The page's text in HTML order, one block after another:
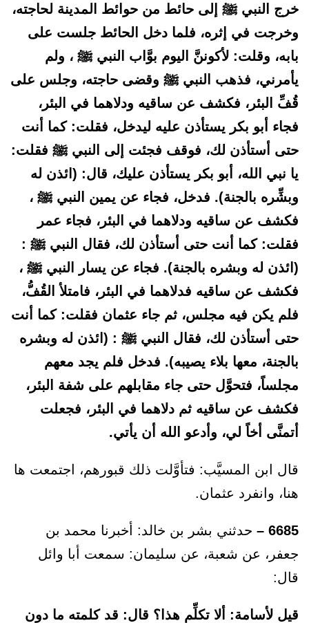
خرج النبي ﷺ إلى حائط من حوائط المدينة لحاجته،
وخرجت في إثره، فلما دخل الحائط جلست على
بابه، وقلت: لأكوننَّ اليوم بوَّاب النبي ﷺ ، ولم
يأمرني، فذهب النبي ﷺ وقضى حاجته، وجلس على
قُفِّ البئر، فكشف عن ساقيه ودلاهما في البئر،
فجاء أبو بكر يستأذن عليه ليدخل، فقلت: كما أنت
حتى أستأذن لك، فوقف فجئت إلى النبي ﷺ فقلت:
يا نبي الله، أبو بكر يستأذن عليك، قال: (ائذن له
وبشِّره بالجنة). فدخل، فجاء عن يمين النبي ﷺ ،
فكشف عن ساقيه ودلاهما في البئر، فجاء عمر
فقلت: كما أنت حتى أستأذن لك، فقال النبي ﷺ :
(ائذن له وبشره بالجنة). فجاء عن يسار النبي ﷺ ،
فكشف عن ساقيه فدلاهما في البئر، فامتلأ القُفُّ،
فلم يكن فيه مجلس، ثم جاء عثمان فقلت: كما أنت
حتى أستأذن لك، فقال النبي ﷺ : (ائذن له وبشره
بالجنة، معها بلاء يصيبه). فدخل فلم يجد معهم
مجلساً، فتحوَّل حتى جاء مقابلهم على شفة البئر،
فكشف عن ساقيه ثم دلاهما في البئر، فجعلت
أتمنَّى أخاً لي، وأدعو الله أن يأتي.
قال ابن المسيَّب: فتأوَّلت ذلك قبورهم، اجتمعت ها
هنا، وانفرد عثمان.
6685 –
حدثني بشر بن خالد: أخبرنا محمد بن
جعفر، عن شعبة، عن سليمان: سمعت أبا وائل
قال:
قيل لأسامة: ألا تكلِّم هذا؟ قال: قد كلمته ما دون